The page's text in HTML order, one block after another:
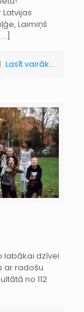
Laimiņš
[…]
Lasīt vairāk...
labākai dzīvei
ar radošu
no 112